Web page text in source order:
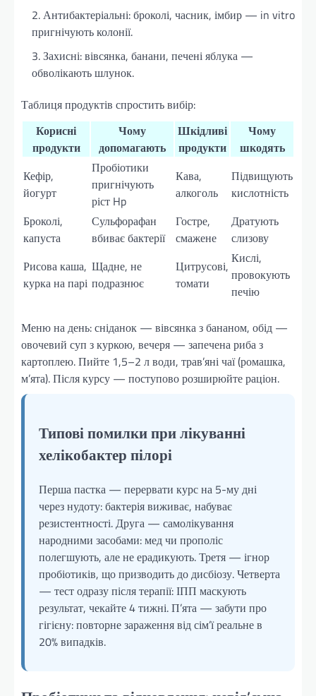
Антибактеріальні: броколі, часник, імбир — in vitro
пригнічують колонії.
Захисні: вівсянка, банани, печені яблука —
обволікають шлунок.
Таблиця продуктів спростить вибір:
Корисні
продукти
Чому
допомагають
Шкідливі
продукти
Чому
шкодять
Кефір,
йогурт
Пробіотики
пригнічують
ріст Hp
Кава,
алкоголь
Підвищують
кислотність
Броколі,
капуста
Сульфорафан
вбиває бактерії
Гостре,
смажене
Дратують
слизову
Рисова каша,
курка на парі
Щадне, не
подразнює
Цитрусові,
томати
Кислі,
провокують
печію
Меню на день: сніданок — вівсянка з бананом, обід —
овочевий суп з куркою, вечеря — запечена риба з
картоплею. Пийте 1,5–2 л води, трав’яні чаї (ромашка,
м’ята). Після курсу — поступово розширюйте раціон.
Типові помилки при лікуванні
хелікобактер пілорі
Перша пастка — перервати курс на 5-му дні
через нудоту: бактерія виживає, набуває
резистентності. Друга — самолікування
народними засобами: мед чи прополіс
полегшують, але не ерадикують. Третя — ігнор
пробіотиків, що призводить до дисбіозу. Четверта
— тест одразу після терапії: ІПП маскують
результат, чекайте 4 тижні. П’ята — забути про
гігієну: повторне зараження від сім’ї реальне в
20% випадків.